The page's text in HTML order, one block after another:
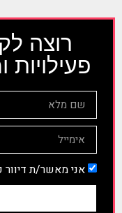
רוצה
אני מאשר/ת דיוור